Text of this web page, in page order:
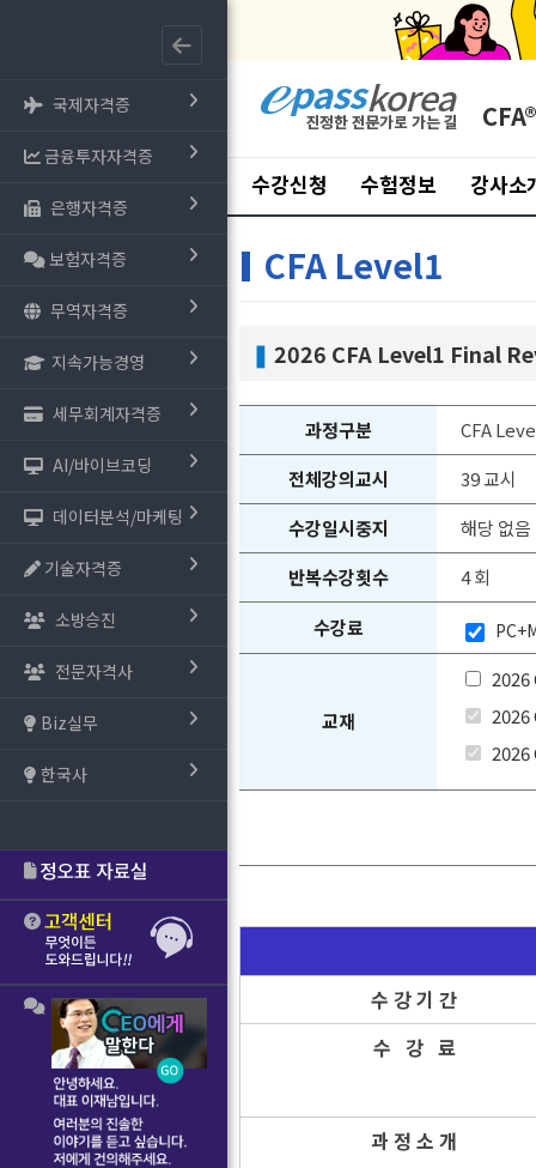
국제자격증
금융투자자격증
은행자격증
보험자격증
무역자격증
지속가능경영
세무회계자격증
AI/바이브코딩
데이터분석/마케팅
기술자격증
소방승진
전문자격사
Biz실무
한국사
CFA®
수강신청 수험정보 강사소
CFA Level1
❚ 2026 CFA Level1 Final
과정구분
CFA
전체강의교시
39 교시
수강일시중지
해당 없음
반복수강횟수
4 회
수강료
교재
2026
수 강 기 간
수 강 료
과 정 소 개